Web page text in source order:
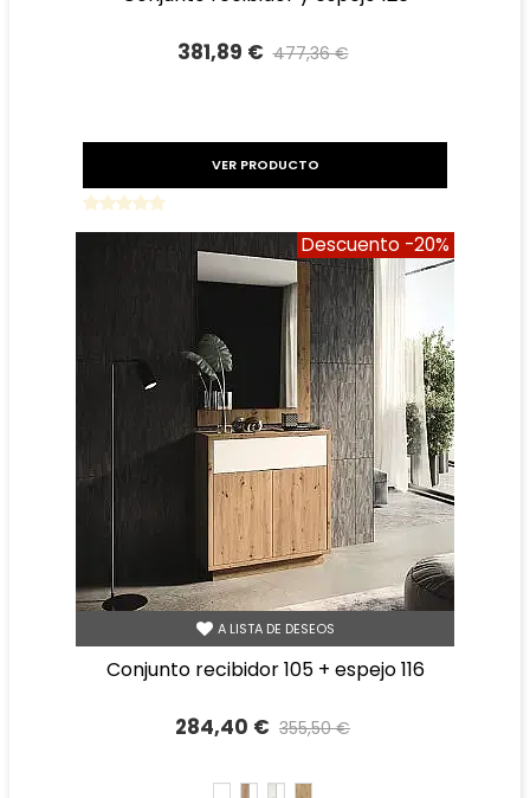
381,89 € 477,36 €
VER PRODUCTO
Descuento -20%
A LISTA DE DESEOS
conjunto recibidor 105 + espejo 116
284,40 € 355,50 €
BLANCO
ROBLE
TIBETROBLE